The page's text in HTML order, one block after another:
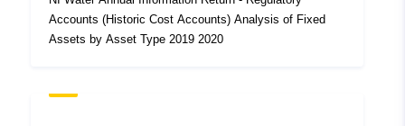
Accounts (Historic Cost Accounts) Analysis of Fixed
Assets by Asset Type 2019 2020